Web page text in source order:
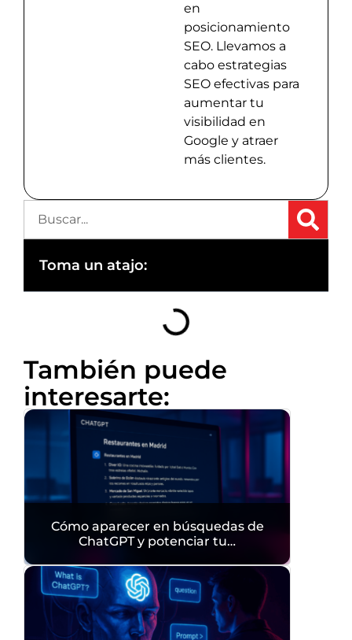
en
posicionamiento
SEO. Llevamos a
cabo estrategias
SEO efectivas para
aumentar tu
visibilidad en
Google y atraer
más clientes.
Toma un atajo:
También puede
interesarte:
Cómo aparecer en búsquedas de
ChatGPT y potenciar tu…